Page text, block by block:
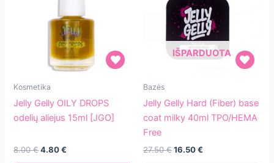
Jelly
OILY
DROPS
aliejus
Kosmetika
Jelly Gelly OILY DROPS
odelių aliejus 15ml [JGO]
8.00€Original
4.80€
Jelly
Hard
coat
IŠPARDUOTA
Bazės
Jelly Gelly Hard (Fiber) base
coat milky 40ml TPO/HEMA
Free
27.50€Original
16.50€